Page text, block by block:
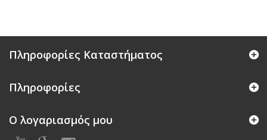
Πληροφορίες Καταστήματος
Πληροφορίες
Ο λογαριασμός μου